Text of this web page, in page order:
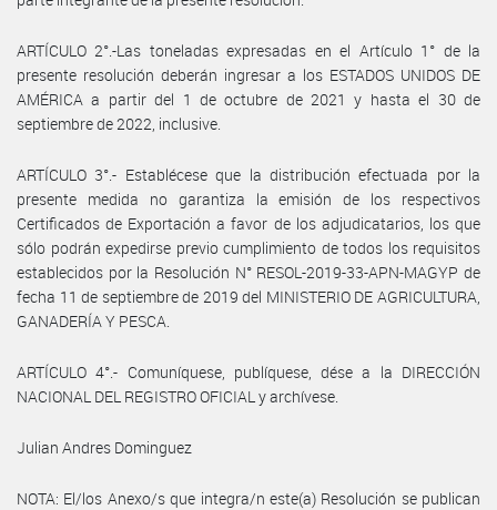
ARTÍCULO 2°.-Las toneladas expresadas en el Artículo 1° de la
presente resolución deberán ingresar a los ESTADOS UNIDOS DE
AMÉRICA a partir del 1 de octubre de 2021 y hasta el 30 de
septiembre de 2022, inclusive.
ARTÍCULO 3°.- Establécese que la distribución efectuada por la
presente medida no garantiza la emisión de los respectivos
Certificados de Exportación a favor de los adjudicatarios, los que
sólo podrán expedirse previo cumplimiento de todos los requisitos
establecidos por la Resolución N° RESOL-2019-33-APN-MAGYP de
fecha 11 de septiembre de 2019 del MINISTERIO DE AGRICULTURA,
GANADERÍA Y PESCA.
ARTÍCULO 4°.- Comuníquese, publíquese, dése a la DIRECCIÓN
NACIONAL DEL REGISTRO OFICIAL y archívese.
Julian Andres Dominguez
NOTA: El/los Anexo/s que integra/n este(a) Resolución se publican